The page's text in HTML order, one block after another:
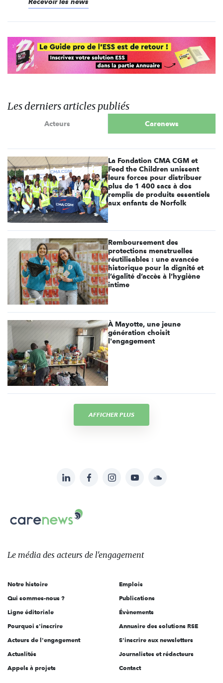
Recevoir les news
Les derniers articles publiés
Acteurs Carenews
La Fondation CMA CGM et
Feed the Children unissent
leurs forces pour distribuer
plus de 1 400 sacs à dos
remplis de produits essentiels
aux enfants de Norfolk
Remboursement des
protections menstruelles
réutilisables : une avancée
historique pour la dignité et
l’égalité d’accès à l’hygiène
intime
À Mayotte, une jeune
génération choisit
l'engagement
AFFICHER PLUS
sur:
LinkedInFacebookInstagramYouTubeSoundcloud
Carenews,
Le
des
l'engagement
Le média des acteurs de l'engagement
Notre histoire
Qui sommes-nous ?
Ligne éditoriale
Pourquoi s'inscrire
Acteurs de l'engagement
Actualités
Appels à projets
Emplois
Publications
Évènements
Annuaire des solutions RSE
S'inscrire aux newsletters
Journalistes et rédacteurs
Contact